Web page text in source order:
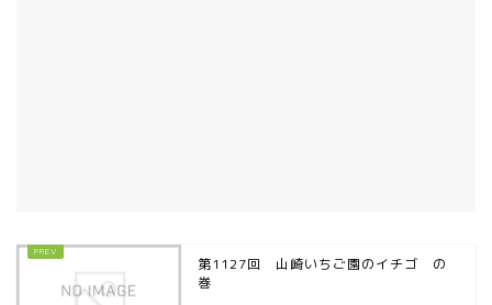
第1127回 山崎いちご園のイチゴ の
巻